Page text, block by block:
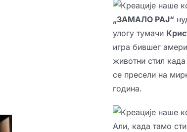
„ЗАМАЛО РАЈ“
улогу тумачи
игра бившег
животни стил
се пресели на
година.
Али, када тамо